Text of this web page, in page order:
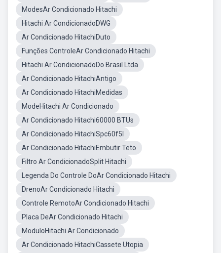
ModesAr Condicionado Hitachi
Hitachi Ar CondicionadoDWG
Ar Condicionado HitachiDuto
Funções ControleAr Condicionado Hitachi
Hitachi Ar CondicionadoDo Brasil Ltda
Ar Condicionado HitachiAntigo
Ar Condicionado HitachiMedidas
ModeHitachi Ar Condicionado
Ar Condicionado Hitachi60000 BTUs
Ar Condicionado HitachiSpc60f5l
Ar Condicionado HitachiEmbutir Teto
Filtro Ar CondicionadoSplit Hitachi
Legenda Do Controle DoAr Condicionado Hitachi
DrenoAr Condicionado Hitachi
Controle RemotoAr Condicionado Hitachi
Placa DeAr Condicionado Hitachi
ModuloHitachi Ar Condicionado
Ar Condicionado HitachiCassete Utopia